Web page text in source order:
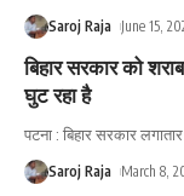
Saroj Raja June 15,
बिहार सरकार को
घुट रहा है
पटना : बिहार सरकार
Saroj Raja March 8,